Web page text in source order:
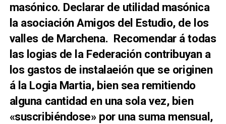
masónico. Declarar de utilidad masónica
la asociación Amigos del Estudio, de los
valles de Marchena. Recomendar á todas
las logias de la Federación contribuyan a
los gastos de instalaeión que se originen
á la Logia Martia, bien sea remitiendo
alguna cantidad en una sola vez, bien
«suscribiéndose» por una suma mensual,